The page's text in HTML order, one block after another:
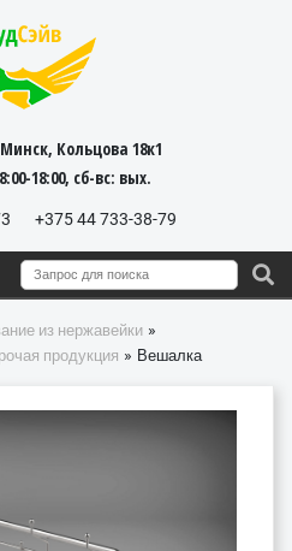
Минск, Кольцова 18к1
18:00, cб-вс: вых.
+375 44 733-38-79
из нержавейки »
продукция » Вешалка